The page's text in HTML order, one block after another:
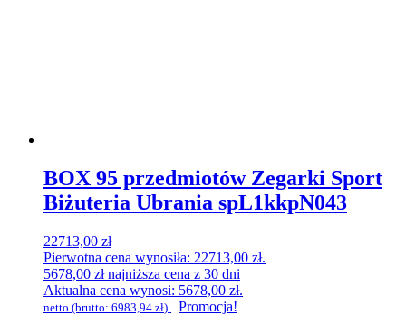
BOX 95 przedmiotów Zegarki Sport
Biżuteria Ubrania spL1kkpN043
22713,00zł
Pierwotna cena wynosiła: 22713,00 zł.
5678,00 złnajniższa cena z 30 dni
Aktualna cena wynosi: 5678,00 zł.
netto (brutto: 6983,94 zł) Promocja!